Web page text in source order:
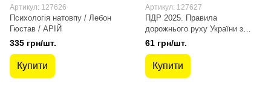
Артикул: 127626
Психологія натовпу / Лебон
Гюстав / АРІЙ
335 грн/шт.
Купити
Артикул: 127627
ПДР 2025. Правила
дорожнього руху України з
ілюстраціями основних
положень / Дерех З.Д. / АРІЙ
61 грн/шт.
Купити